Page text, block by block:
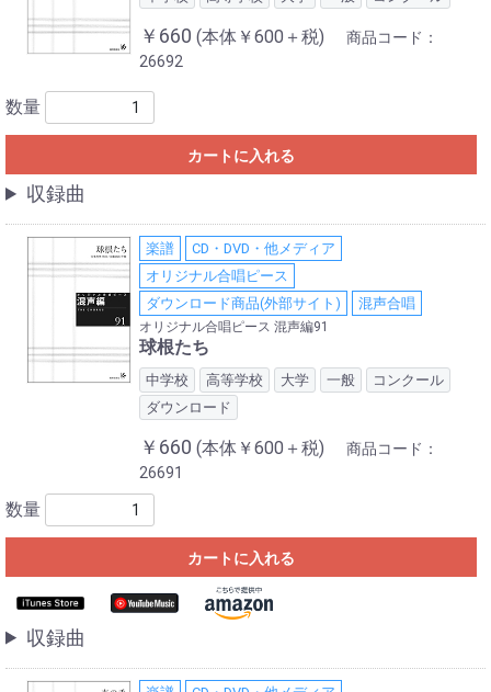
￥660 (本体￥600＋税)
商品コード：
26692
数量
カートに入れる
収録曲
楽譜
CD・DVD・他メディア
オリジナル合唱ピース
ダウンロード商品(外部サイト)
混声合唱
オリジナル合唱ピース 混声編91
球根たち
中学校 高等学校 大学 一般
コンクール
ダウンロード
￥660 (本体￥600＋税)
商品コード：
26691
数量
カートに入れる
収録曲